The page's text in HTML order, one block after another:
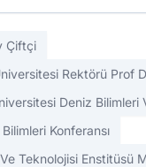
Çiftçi
Rektörü Prof
Deniz Bilimleri
Konferansı
Teknolojisi Enstitüsü